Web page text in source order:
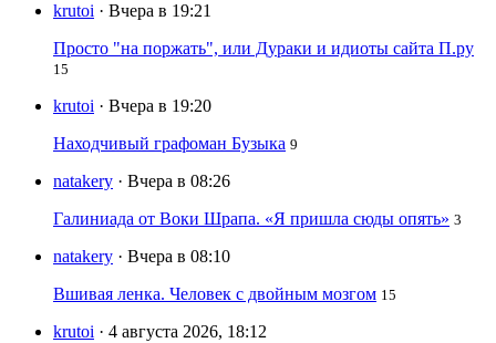
krutoi · Вчера в 19:21
Просто "на поржать", или Дураки и идиоты сайта П.ру
15
krutoi · Вчера в 19:20
Находчивый графоман Бузыка 9
natakery · Вчера в 08:26
Галиниада от Воки Шрапа. «Я пришла сюды опять» 3
natakery · Вчера в 08:10
Вшивая ленка. Человек с двойным мозгом 15
krutoi · 4 августа 2026, 18:12